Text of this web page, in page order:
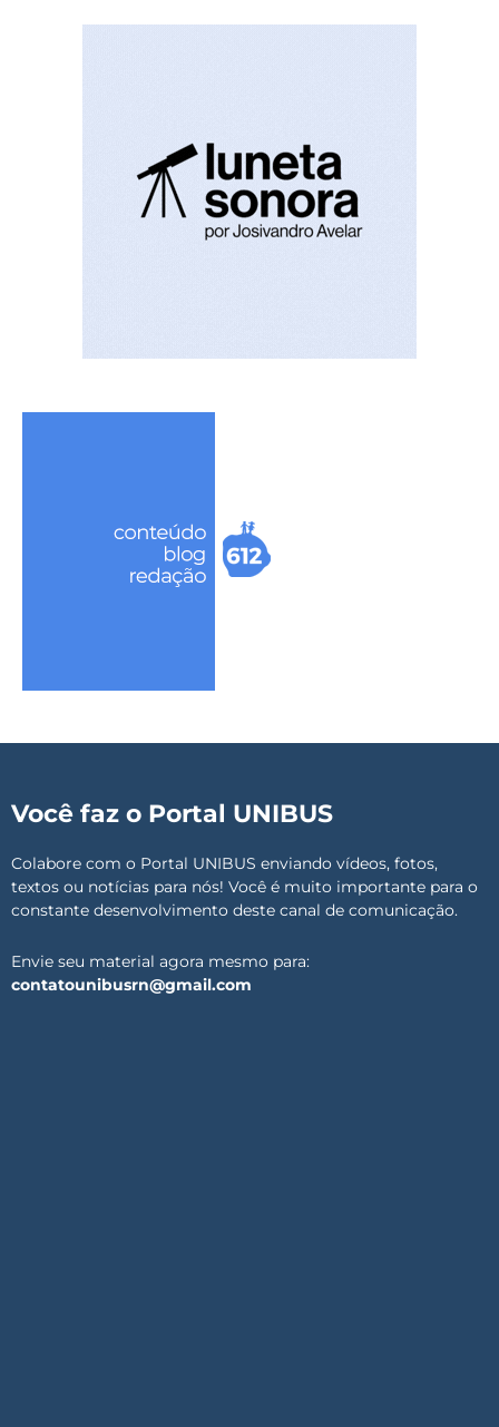
Você faz o Portal UNIBUS
Colabore com o Portal UNIBUS enviando vídeos, fotos,
textos ou notícias para nós! Você é muito importante para o
constante desenvolvimento deste canal de comunicação.
Envie seu material agora mesmo para:
contatounibusrn@gmail.com